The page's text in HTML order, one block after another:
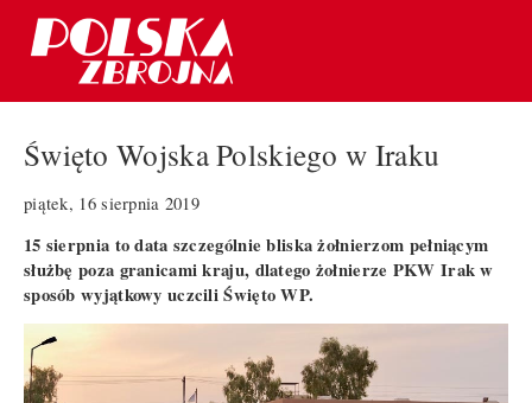
Święto Wojska Polskiego w Iraku
piątek, 16 sierpnia 2019
15 sierpnia to data szczególnie bliska żołnierzom pełniącym
służbę poza granicami kraju, dlatego żołnierze PKW Irak w
sposób wyjątkowy uczcili Święto WP.